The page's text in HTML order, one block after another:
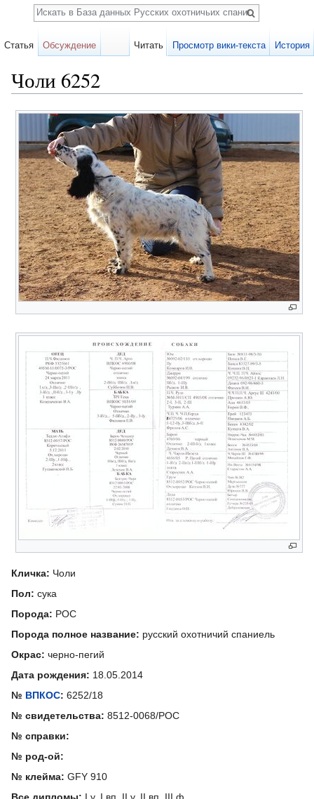
Чоли 6252
Карточка
собаки
Кличка: Чоли
Пол: сука
Порода: РОС
Порода полное название: русский охотничий спаниель
Окрас: черно-пегий
Дата рождения: 18.05.2014
№ ВПКОС: 6252/18
№ свидетельства: 8512-0068/РОС
№ справки:
№ род-ой:
№ клейма: GFY 910
Статья Обсуждение Читать Просмотр вики-текста История
Поиск